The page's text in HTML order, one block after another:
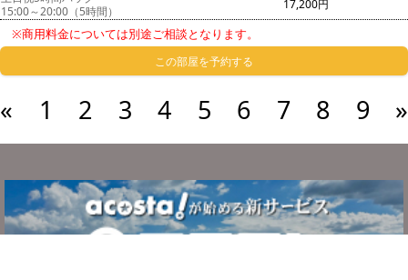
15:00～20:00（5時間）
17,200円
※商用料金については別途ご相談となります。
この部屋を予約する
« 1 2 3 4 5 6 7 8 9 »